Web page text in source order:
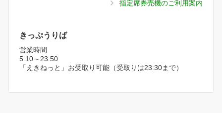
指定席券売機のご利用案内
きっぷうりば
営業時間
5:10～23:50
「えきねっと」お受取り可能（受取りは23:30まで）